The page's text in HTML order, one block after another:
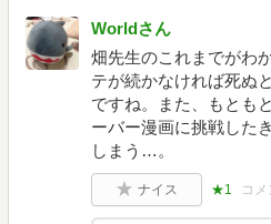
Worldさん
畑先生のこれまでがわ
テが続かなければ死ぬ
ですね。また、もとも
ーバー漫画に挑戦した
しまう…。
ナイス ★1 コ